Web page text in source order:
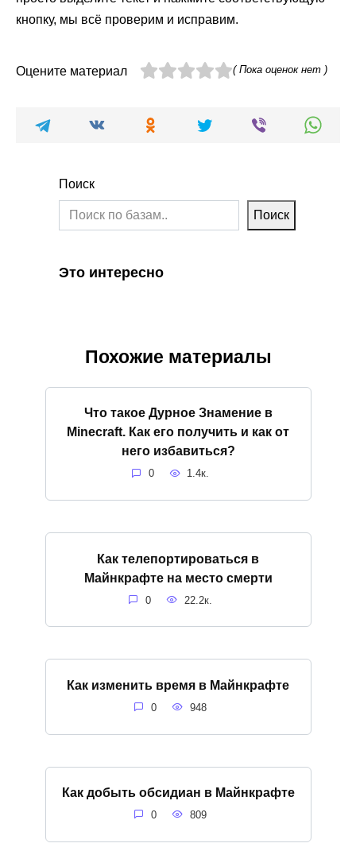
кнопку, мы всё проверим и исправим.
Оцените материал ( Пока оценок нет )
Поиск
Поиск
Это интересно
Похожие материалы
Что такое Дурное Знамение в
Minecraft. Как его получить и как от
него избавиться?
0 1.4к.
Как телепортироваться в
Майнкрафте на место смерти
0 22.2к.
Как изменить время в Майнкрафте
0 948
Как добыть обсидиан в Майнкрафте
0 809